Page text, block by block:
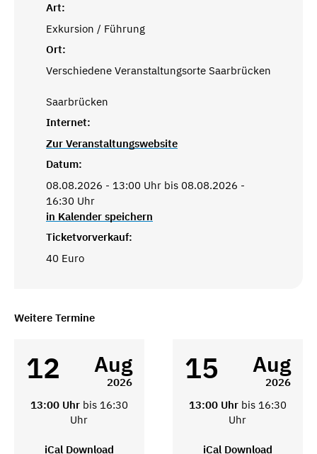
Art:
Exkursion / Führung
Ort:
Verschiedene Veranstaltungsorte Saarbrücken
Saarbrücken
Internet:
Zur Veranstaltungswebsite
Datum:
08.08.2026 - 13:00 Uhr bis 08.08.2026 -
16:30 Uhr
in Kalender speichern
Ticketvorverkauf:
40 Euro
Weitere Termine
12 Aug
2026
13:00 Uhr bis 16:30
Uhr
iCal Download
15 Aug
2026
13:00 Uhr bis 16:30
Uhr
iCal Download